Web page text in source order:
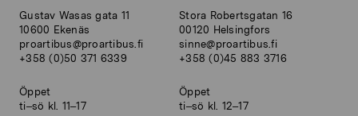
Gustav Wasas gata 11
10600 Ekenäs
proartibus@proartibus.fi
+358 (0)50 371 6339
Öppet
ti–sö kl. 11–17
Stora Robertsgatan 16
00120 Helsingfors
sinne@proartibus.fi
+358 (0)45 883 3716
Öppet
ti–sö kl. 12–17